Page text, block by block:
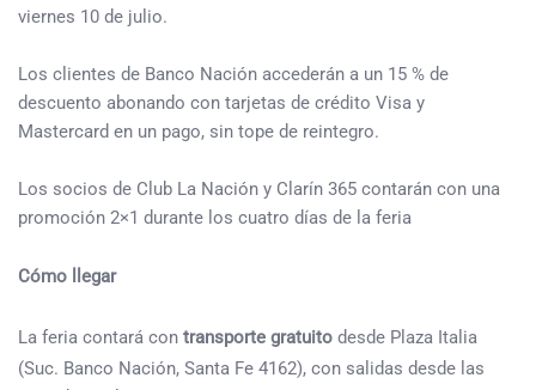
viernes 10 de julio.
Los clientes de Banco Nación accederán a un 15 % de
descuento abonando con tarjetas de crédito Visa y
Mastercard en un pago, sin tope de reintegro.
Los socios de Club La Nación y Clarín 365 contarán con una
promoción 2×1 durante los cuatro días de la feria
Cómo llegar
La feria contará con transporte gratuito desde Plaza Italia
(Suc. Banco Nación, Santa Fe 4162), con salidas desde las